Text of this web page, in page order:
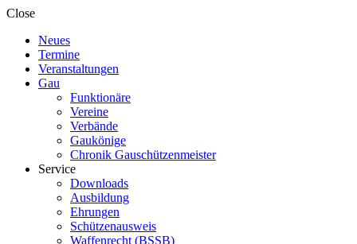
Close
Neues
Termine
Veranstaltungen
Gau
Funktionäre
Vereine
Verbände
Gaukönige
Chronik Gauschützenmeister
Service
Downloads
Ausbildung
Ehrungen
Schützenausweis
Waffenrecht (BSSB)